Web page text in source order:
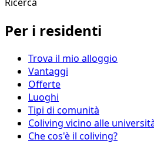
Per i residenti
Trova il mio alloggio
Vantaggi
Offerte
Luoghi
Tipi di comunità
Coliving vicino alle
Che cos'è il coliving?